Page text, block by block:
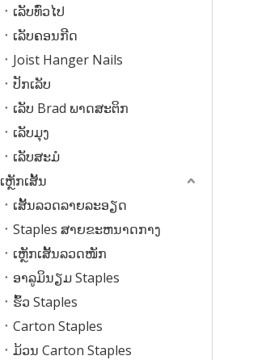
ເລັບທົ່ວໄປ
ເລັບຄອນກີດ
Joist Hanger Nails
ປັກເລັບ
ເລັບ Brad ພາດສະຕິກ
ເລັບມຸງ
ເລັບສະມໍ
ເຫຼັກເສັ້ນ
ເສັ້ນລວດລາຍລະອຽດ
Staples ສາຍຂະຫນາດກາງ
ເຫຼັກເສັ້ນລວດໜັກ
ອາລູມິນຽມ Staples
ຮົ້ວ Staples
Carton Staples
ມ້ວນ Carton Staples